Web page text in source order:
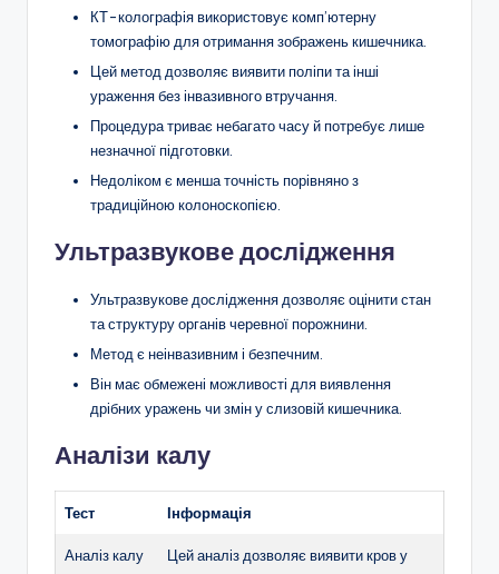
КТ-колографія використовує комп’ютерну
томографію для отримання зображень кишечника.
Цей метод дозволяє виявити поліпи та інші
ураження без інвазивного втручання.
Процедура триває небагато часу й потребує лише
незначної підготовки.
Недоліком є менша точність порівняно з
традиційною колоноскопією.
Ультразвукове дослідження
Ультразвукове дослідження дозволяє оцінити стан
та структуру органів черевної порожнини.
Метод є неінвазивним і безпечним.
Він має обмежені можливості для виявлення
дрібних уражень чи змін у слизовій кишечника.
Аналізи калу
Тест Інформація
Аналіз калу
Цей аналіз дозволяє виявити кров у